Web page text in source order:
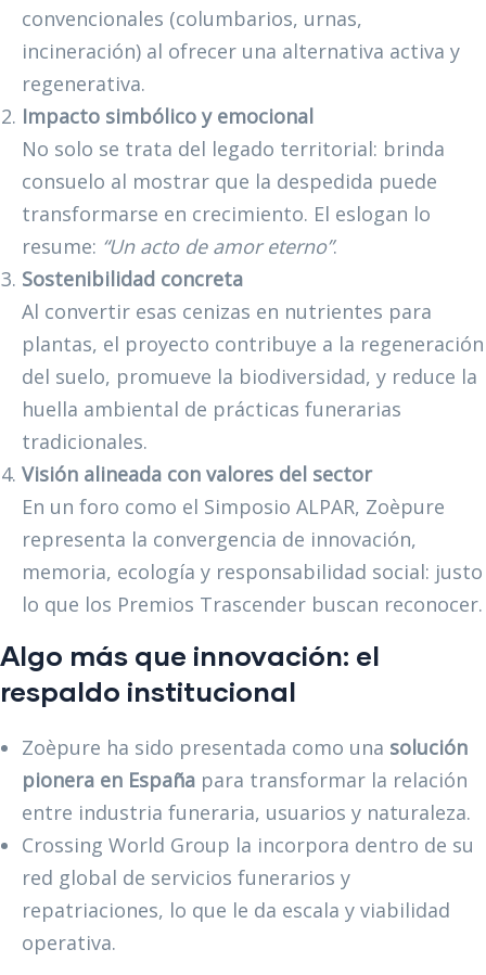
convencionales (columbarios, urnas,
incineración) al ofrecer una alternativa activa y
regenerativa.
Impacto simbólico y emocional
No solo se trata del legado territorial: brinda
consuelo al mostrar que la despedida puede
transformarse en crecimiento. El eslogan lo
resume: “Un acto de amor eterno”.
Sostenibilidad concreta
Al convertir esas cenizas en nutrientes para
plantas, el proyecto contribuye a la regeneración
del suelo, promueve la biodiversidad, y reduce la
huella ambiental de prácticas funerarias
tradicionales.
Visión alineada con valores del sector
En un foro como el Simposio ALPAR, Zoèpure
representa la convergencia de innovación,
memoria, ecología y responsabilidad social: justo
lo que los Premios Trascender buscan reconocer.
Algo más que innovación: el
respaldo institucional
Zoèpure ha sido presentada como una solución
pionera en España para transformar la relación
entre industria funeraria, usuarios y naturaleza.
Crossing World Group la incorpora dentro de su
red global de servicios funerarios y
repatriaciones, lo que le da escala y viabilidad
operativa.